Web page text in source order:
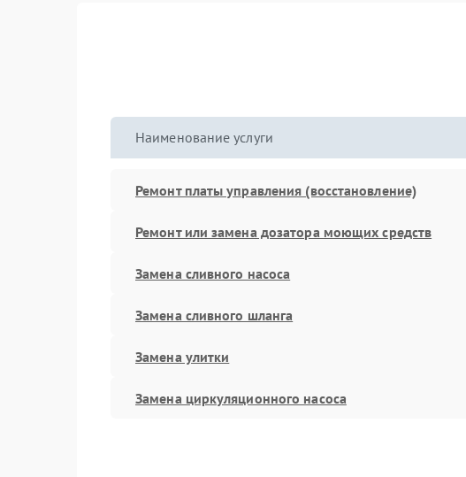
Наименование услуги
Ремонт платы управления (восстановление)
Ремонт или замена дозатора моющих средств
Замена сливного насоса
Замена сливного шланга
Замена улитки
Замена циркуляционного насоса